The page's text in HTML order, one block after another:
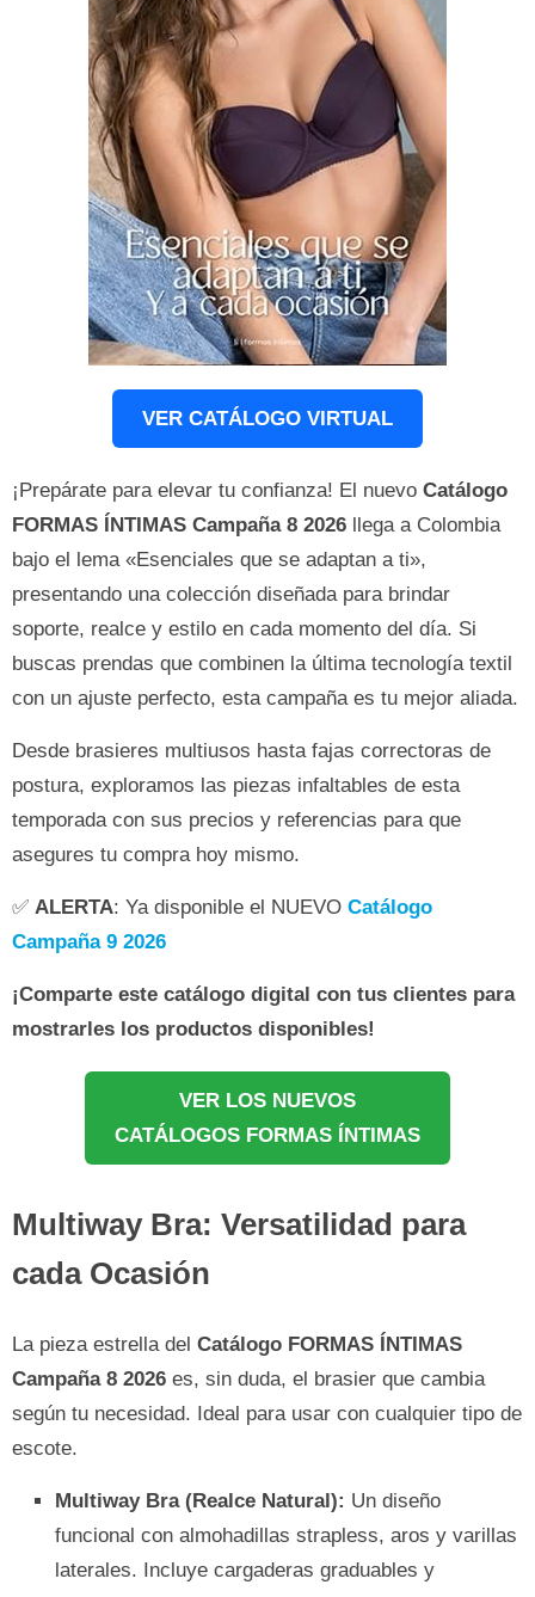
VER CATÁLOGO VIRTUAL
¡Prepárate para elevar tu confianza! El nuevo Catálogo
FORMAS ÍNTIMAS Campaña 8 2026 llega a Colombia
bajo el lema «Esenciales que se adaptan a ti»,
presentando una colección diseñada para brindar
soporte, realce y estilo en cada momento del día. Si
buscas prendas que combinen la última tecnología textil
con un ajuste perfecto, esta campaña es tu mejor aliada.
Desde brasieres multiusos hasta fajas correctoras de
postura, exploramos las piezas infaltables de esta
temporada con sus precios y referencias para que
asegures tu compra hoy mismo.
✅ ALERTA: Ya disponible el NUEVO Catálogo
Campaña 9 2026
¡Comparte este catálogo digital con tus clientes para
mostrarles los productos disponibles!
VER LOS NUEVOS
CATÁLOGOS FORMAS ÍNTIMAS
Multiway Bra: Versatilidad para
cada Ocasión
La pieza estrella del Catálogo FORMAS ÍNTIMAS
Campaña 8 2026 es, sin duda, el brasier que cambia
según tu necesidad. Ideal para usar con cualquier tipo de
escote.
Multiway Bra (Realce Natural): Un diseño
funcional con almohadillas strapless, aros y varillas
laterales. Incluye cargaderas graduables y